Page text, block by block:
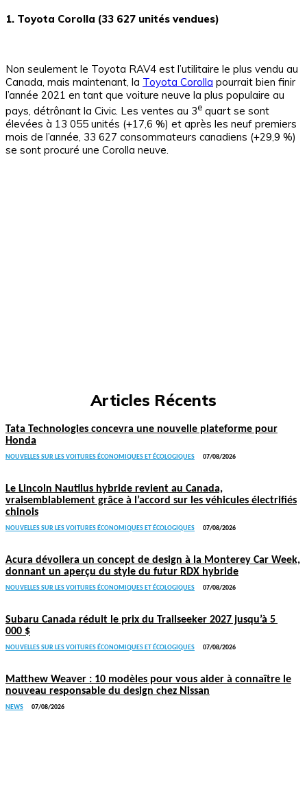
1. Toyota Corolla (33 627 unités vendues)
Non seulement le Toyota RAV4 est l’utilitaire le plus vendu au
Canada, mais maintenant, la Toyota Corolla pourrait bien finir
l’année 2021 en tant que voiture neuve la plus populaire au
pays, détrônant la Civic. Les ventes au 3e quart se sont
élevées à 13 055 unités (+17,6 %) et après les neuf premiers
mois de l’année, 33 627 consommateurs canadiens (+29,9 %)
se sont procuré une Corolla neuve.
Articles Récents
Tata Technologies concevra une nouvelle plateforme pour
Honda
NOUVELLES SUR LES VOITURES ÉCONOMIQUES ET ÉCOLOGIQUES 07/08/2026
Le Lincoln Nautilus hybride revient au Canada,
vraisemblablement grâce à l’accord sur les véhicules électrifiés
chinois
NOUVELLES SUR LES VOITURES ÉCONOMIQUES ET ÉCOLOGIQUES 07/08/2026
Acura dévoilera un concept de design à la Monterey Car Week,
donnant un aperçu du style du futur RDX hybride
NOUVELLES SUR LES VOITURES ÉCONOMIQUES ET ÉCOLOGIQUES 07/08/2026
Subaru Canada réduit le prix du Trailseeker 2027 jusqu’à 5
000 $
NOUVELLES SUR LES VOITURES ÉCONOMIQUES ET ÉCOLOGIQUES 07/08/2026
Matthew Weaver : 10 modèles pour vous aider à connaître le
nouveau responsable du design chez Nissan
NEWS 07/08/2026